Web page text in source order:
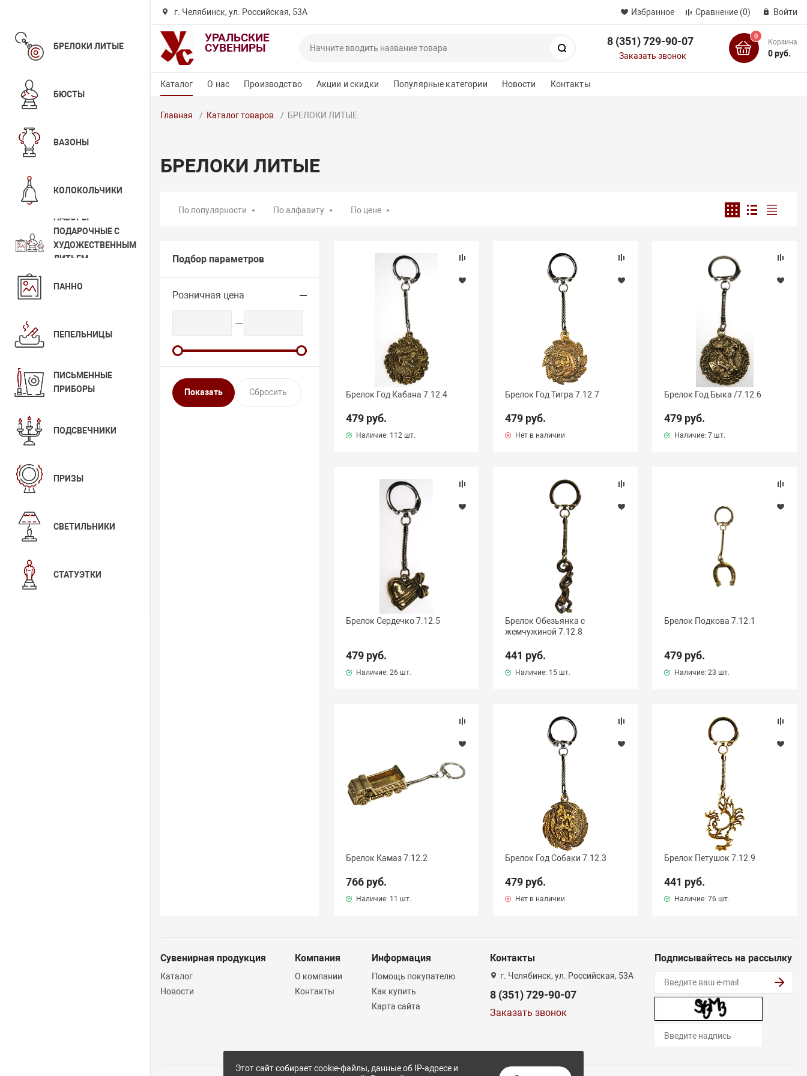
г. Челябинск, ул. Российская, 53А Избранное Сравнение (0) Войти
УРАЛЬСКИЕ
СУВЕНИРЫ
8 (351) 729-90-07
Заказать звонок
0
Корзина
0 руб.
Каталог О нас Производство Акции и скидки Популярные категории Новости Контакты
БРЕЛОКИ ЛИТЫЕ
БЮСТЫ
ВАЗОНЫ
КОЛОКОЛЬЧИКИ
НАБОРЫ
ПОДАРОЧНЫЕ С
ХУДОЖЕСТВЕННЫМ
ЛИТЬЕМ
ПАННО
ПЕПЕЛЬНИЦЫ
ПИСЬМЕННЫЕ
ПРИБОРЫ
ПОДСВЕЧНИКИ
ПРИЗЫ
СВЕТИЛЬНИКИ
СТАТУЭТКИ
Главная Каталог товаров БРЕЛОКИ ЛИТЫЕ
БРЕЛОКИ ЛИТЫЕ
По популярности По алфавиту По цене
Подбор параметров
Розничная цена
Брелок Год Кабана 7.12.4
479 руб.
Наличие: 112 шт.
Брелок Год Тигра 7.12.7
479 руб.
Нет в наличии
Брелок Год Быка /7.12.6
479 руб.
Наличие:7 шт.
Брелок Сердечко 7.12.5
479 руб.
Наличие: 26 шт.
Брелок Обезьянка с
жемчужиной 7.12.8
441 руб.
Наличие: 15 шт.
Брелок Подкова 7.12.1
479 руб.
Наличие:23 шт.
Брелок Камаз 7.12.2
766 руб.
Наличие: 11 шт.
Брелок Год Собаки 7.12.3
479 руб.
Нет в наличии
Брелок Петушок 7.12.9
441 руб.
Наличие:76 шт.
Сувенирная продукция
Каталог
Новости
Компания
О компании
Контакты
Информация
Помощь покупателю
Как купить
Карта сайта
Контакты
г. Челябинск, ул. Российская, 53А
8 (351) 729-90-07
Заказать звонок
Подписывайтесь на рассылку
Этот сайт собирает cookie-файлы, данные об IP-адресе и